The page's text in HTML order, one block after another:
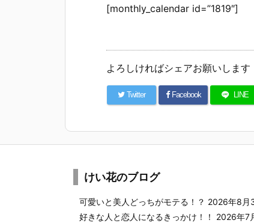
[monthly_calendar id=”1819″]
よろしければシェアお願いします
Twitter Facebook LINE
けい花のブログ
可愛いと美人どっちがモテる！？ 2026年8月
好きな人と恋人になるきっかけ！！
2026年7